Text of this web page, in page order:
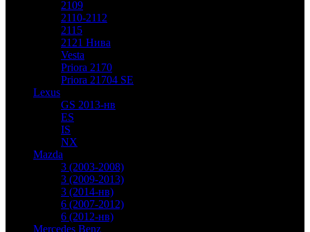
2109
2110-2112
2115
2121 Нива
Vesta
Priora 2170
Priora 21704 SE
Lexus
GS 2013-нв
ES
IS
NX
Mazda
3 (2003-2008)
3 (2009-2013)
3 (2014-нв)
6 (2007-2012)
6 (2012-нв)
Mercedes Benz